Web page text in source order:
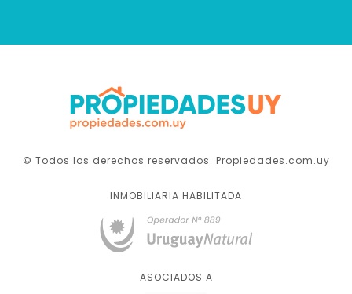
© Todos los derechos reservados. Propiedades.com.uy
INMOBILIARIA HABILITADA
ASOCIADOS A